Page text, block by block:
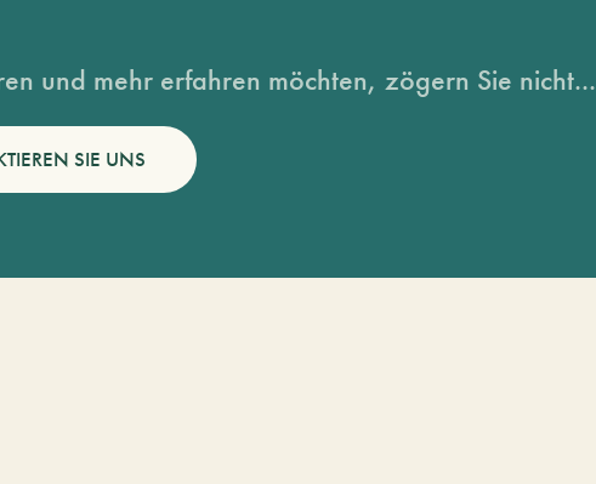
und mehr erfahren möchten, zögern Sie nicht...
SIE UNS